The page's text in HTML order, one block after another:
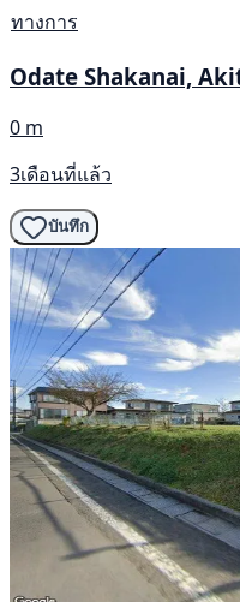
ทางการ
Odate Shakanai,
0 m
3เดือนที่แล้ว
บันทึก